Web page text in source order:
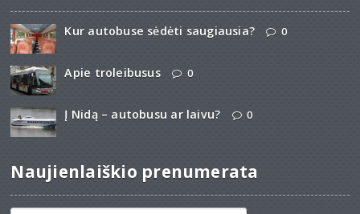
Kur autobuse sėdėti saugiausia? 0
Apie troleibusus 0
Į Nidą – autobusu ar laivu? 0
Naujienlaiškio prenumerata